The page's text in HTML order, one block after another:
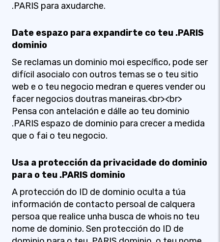
.PARIS para axudarche.
Date espazo para expandirte co teu .PARIS
dominio
Se reclamas un dominio moi específico, pode ser
difícil asocialo con outros temas se o teu sitio
web e o teu negocio medran e queres vender ou
facer negocios doutras maneiras.<br><br>
Pensa con antelación e dálle ao teu dominio
.PARIS espazo de dominio para crecer a medida
que o fai o teu negocio.
Usa a protección da privacidade do dominio
para o teu .PARIS dominio
A protección do ID de dominio oculta a túa
información de contacto persoal de calquera
persoa que realice unha busca de whois no teu
nome de dominio. Sen protección do ID de